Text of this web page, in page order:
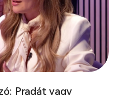
Pradát vagy